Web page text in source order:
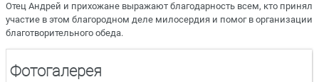
Отец Андрей и прихожане выражают благодарность всем, кто принял
участие в этом благородном деле милосердия и помог в организации
благотворительного обеда.
Фотогалерея